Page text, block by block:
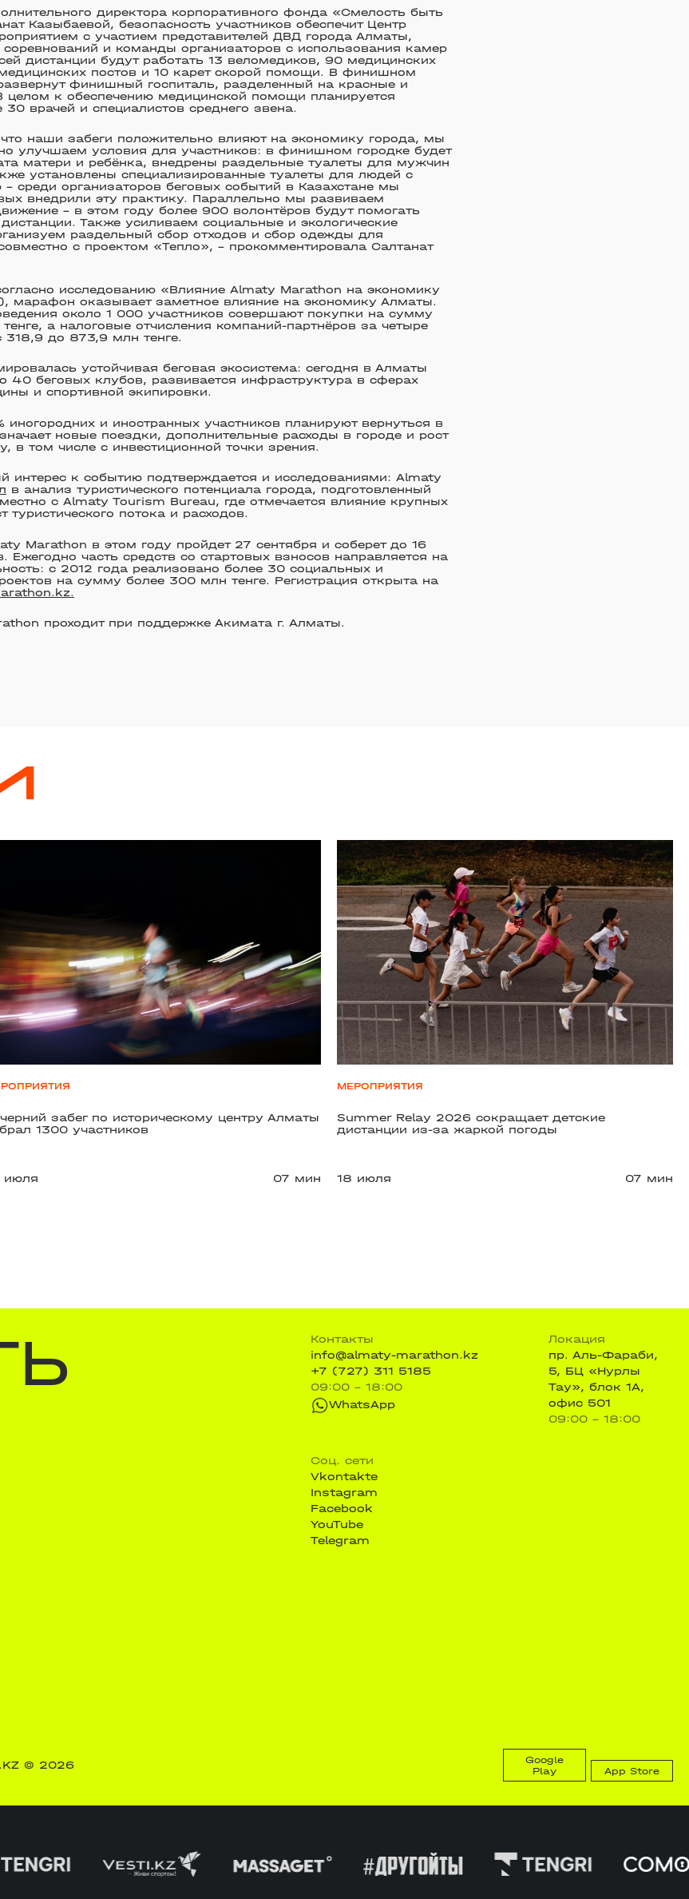
директора корпоративного фонда «Смелость быть
Казыбаевой, безопасность участников обеспечит Центр
с участием представителей ДВД города Алматы,
соревнований и команды организаторов c использования камер
дистанции будут работать 13 веломедиков, 90 медицинских
постов и 10 карет скорой помощи. В финишном
финишный госпиталь, разделенный на красные и
к обеспечению медицинской помощи планируется
30 врачей и специалистов среднего звена.
наши забеги положительно влияют на экономику города, мы
улучшаем условия для участников: в финишном городке будет
матери и ребёнка, внедрены раздельные туалеты для мужчин
установлены специализированные туалеты для людей с
– среди организаторов беговых событий в Казахстане мы
внедрили эту практику. Параллельно мы развиваем
– в этом году более 900 волонтёров будут помогать
Также усиливаем социальные и экологические
раздельный сбор отходов и сбор одежды для
с проектом «Тепло», – прокомментировала Салтанат
исследованию «Влияние Almaty Marathon на экономику
марафон оказывает заметное влияние на экономику Алматы.
около 1 000 участников совершают покупки на сумму
а налоговые отчисления компаний-партнёров за четыре
318,9 до 873,9 млн тенге.
устойчивая беговая экосистема: сегодня в Алматы
40 беговых клубов, развивается инфраструктура в сферах
и спортивной экипировки.
иногородних и иностранных участников планируют вернуться в
новые поездки, дополнительные расходы в городе и рост
в том числе с инвестиционной точки зрения.
интерес к событию подтверждается и исследованиями: Almaty
в анализ туристического потенциала города, подготовленный
с Almaty Tourism Bureau, где отмечается влияние крупных
туристического потока и расходов.
Marathon в этом году пройдет 27 сентября и соберет до 16
Ежегодно часть средств со стартовых взносов направляется на
с 2012 года реализовано более 30 социальных и
на сумму более 300 млн тенге. Регистрация открыта на
проходит при поддержке Акимата г. Алматы.
забег по историческому центру Алматы
1300 участников
июля 07 мин
МЕРОПРИЯТИЯ
Summer Relay 2026 сокращает детские
дистанции из-за жаркой погоды
18 июля 07 мин
Контакты
info@almaty-marathon.kz
+7 (727) 311 5185
09:00 - 18:00
WhatsApp
Локация
пр. Аль-Фараби,
5, БЦ «Нурлы
Тау», блок 1А,
офис 501
09:00 - 18:00
Соц. сети
Vkontakte
Instagram
Facebook
YouTube
Telegram
© 2026
Google
Play
App Store